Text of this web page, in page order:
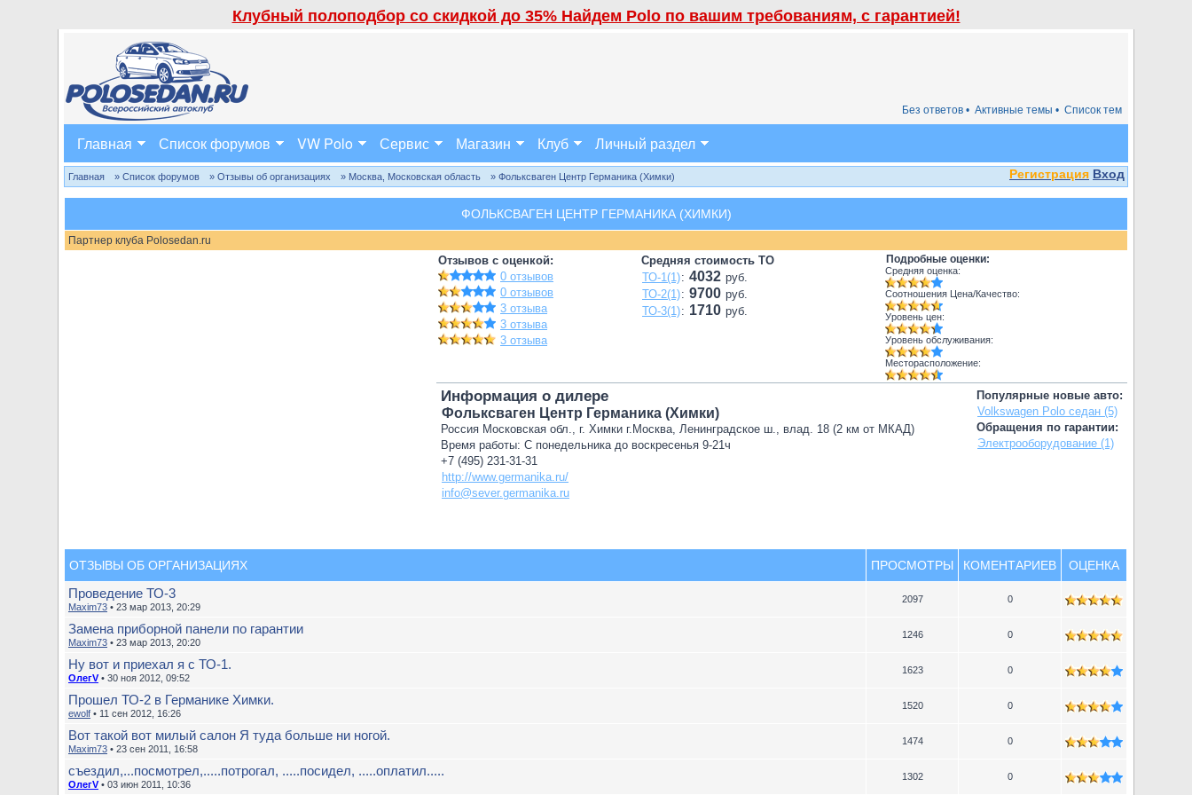
Клубный полоподбор со скидкой до 35% Найдем Polo по вашим требованиям, с гарантией!
Список тем
Активные темы •
Без ответов •
Главная Список форумов VW Polo Сервис Магазин Клуб Личный раздел
Регистрация Вход
Главная » Список форумов » Отзывы об организациях » Москва, Московская область » Фольксваген Центр Германика (Химки)
ФОЛЬКСВАГЕН ЦЕНТР ГЕРМАНИКА (ХИМКИ)
Партнер клуба Polosedan.ru
Отзывов с оценкой:
0 отзывов
0 отзывов
3 отзыва
3 отзыва
3 отзыва
Средняя стоимость ТО
ТО-1(1): 4032 руб.
ТО-2(1): 9700 руб.
ТО-3(1): 1710 руб.
Подробные оценки:
Средняя оценка:
Соотношения Цена/Качество:
Уровень цен:
Уровень обслуживания:
Месторасположение:
Популярные новые авто:
Volkswagen Polo седан (5)
Обращения по гарантии:
Электрооборудование (1)
Информация о дилере
Фольксваген Центр Германика (Химки)
Россия Московская обл., г. Химки г.Москва, Ленинградское ш., влад. 18 (2 км от МКАД)
Время работы: С понедельника до воскресенья 9-21ч
+7 (495) 231-31-31
http://www.germanika.ru/
info@sever.germanika.ru
ОТЗЫВЫ ОБ ОРГАНИЗАЦИЯХ ПРОСМОТРЫ КОМЕНТАРИЕВ ОЦЕНКА
Проведение ТО-3
Maxim73 • 23 мар 2013, 20:29
2097 0
Замена приборной панели по гарантии
Maxim73 • 23 мар 2013, 20:20
1246 0
Ну вот и приехал я с ТО-1.
ОлегV• 30 ноя 2012, 09:52
1623 0
Прошел ТО-2 в Германике Химки.
ewolf • 11 сен 2012, 16:26
1520 0
Вот такой вот милый салон Я туда больше ни ногой.
Maxim73 • 23 сен 2011, 16:58
1474 0
съездил,...посмотрел,.....потрогал, .....посидел, .....оплатил.....
ОлегV• 03 июн 2011, 10:36
1302 0